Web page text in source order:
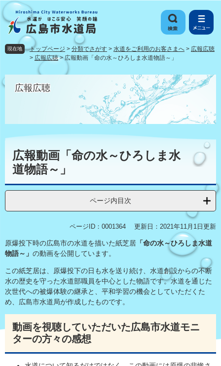
ペ
ー
先
。
メ
ニ
を
て
現在地 トップページ > 分類でさがす > 水道をご利用のお客さまへ > 広報広聴
> 広報広聴 >広報動画「命の水～ひろしま水道物語～」
広報広聴
本
広報動画「命の水～ひろしま水
道物語～」
ページ内目次
ページID：0001364 更新日：2021年11月1日更新
原爆投下時の広島市の水道を描いた紙芝居 「命の水～ひろしま水道
物語～」 の動画を公開しています。
この紙芝居は、原爆投下の日も水を送り続け、水道創設からの不断
水の歴史を守った水道部職員を中心とした物語です。水道を通じた
次世代への被爆体験の継承と、平和学習の機会としていただくた
め、広島市水道局が作成したものです。
動画を視聴していただいた広島市水道モニ
ターの方々の感想